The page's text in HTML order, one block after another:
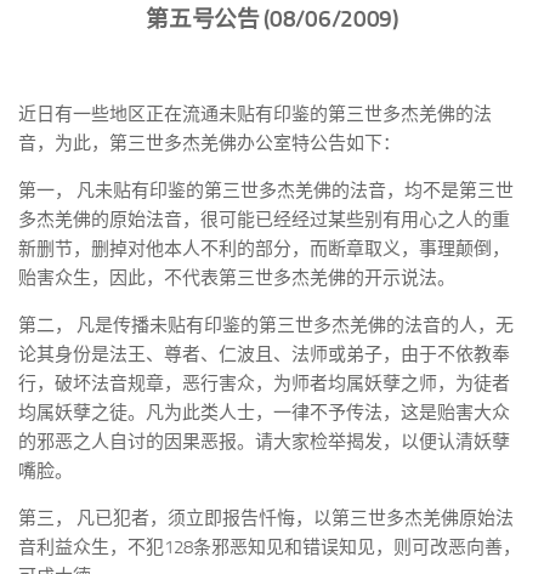
第五号公告 (08/06/2009)
近日有一些地区正在流通未贴有印鉴的第三世多杰羌佛的法
音，为此，第三世多杰羌佛办公室特公告如下：
第一， 凡未贴有印鉴的第三世多杰羌佛的法音，均不是第三世
多杰羌佛的原始法音，很可能已经经过某些别有用心之人的重
新删节，删掉对他本人不利的部分，而断章取义，事理颠倒，
贻害众生，因此，不代表第三世多杰羌佛的开示说法。
第二， 凡是传播未贴有印鉴的第三世多杰羌佛的法音的人，无
论其身份是法王、尊者、仁波且、法师或弟子，由于不依教奉
行，破坏法音规章，恶行害众，为师者均属妖孽之师，为徒者
均属妖孽之徒。凡为此类人士，一律不予传法，这是贻害大众
的邪恶之人自讨的因果恶报。请大家检举揭发，以便认清妖孽
嘴脸。
第三， 凡已犯者，须立即报告忏悔，以第三世多杰羌佛原始法
音利益众生，不犯128条邪恶知见和错误知见，则可改恶向善，